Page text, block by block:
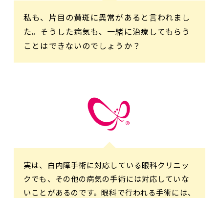
私も、片目の黄斑に異常があると言われまし
た。そうした病気も、一緒に治療してもらう
ことはできないのでしょうか？
実は、白内障手術に対応している眼科クリニッ
クでも、その他の病気の手術には対応していな
いことがあるのです。眼科で行われる手術には、